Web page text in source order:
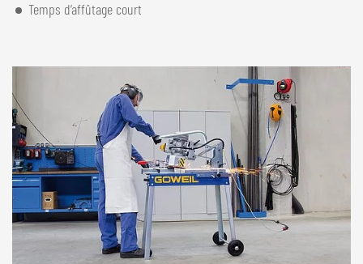
Temps d’affûtage court